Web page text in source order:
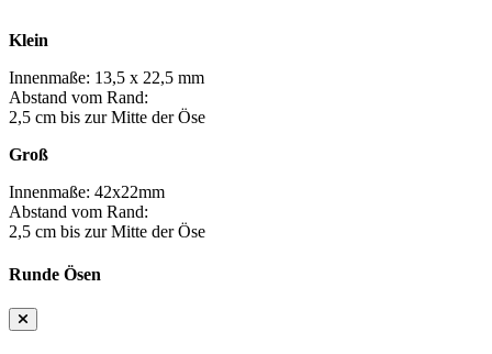
Klein
Innenmaße: 13,5 x 22,5 mm
Abstand vom Rand:
2,5 cm bis zur Mitte der Öse
Groß
Innenmaße: 42x22mm
Abstand vom Rand:
2,5 cm bis zur Mitte der Öse
Runde Ösen